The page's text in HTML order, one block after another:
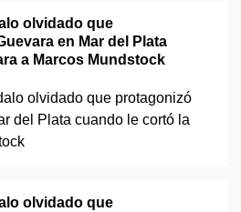
olvidado que
en Mar del Plata
a Marcos Mundstock
olvidado que